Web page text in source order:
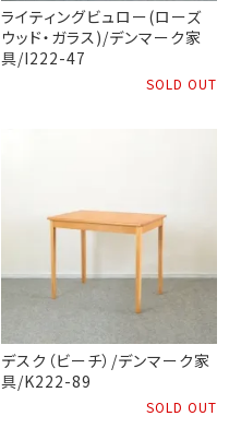
ライティングビュロー(ローズ
ウッド・ガラス)/デンマーク家
具/I222-47
SOLD OUT
デスク（ビーチ）/デンマーク家
具/K222-89
SOLD OUT